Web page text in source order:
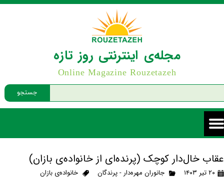
جستجو
مجله‌ی اینترنتی روز تازه
Online Magazine Rouzetazeh
عقاب خال‌دار کوچک (پرنده‌ای از خانواده‌ی بازان)
۲۰ تیر ۱۴۰۳ جانوران مهره‌دار - پرندگان خانواده‌ی بازان